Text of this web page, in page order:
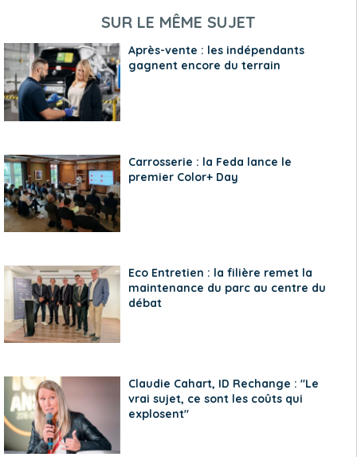
SUR LE MÊME SUJET
Après-vente : les indépendants
gagnent encore du terrain
Carrosserie : la Feda lance le
premier Color+ Day
Eco Entretien : la filière remet la
maintenance du parc au centre du
débat
Claudie Cahart, ID Rechange : "Le
vrai sujet, ce sont les coûts qui
explosent"